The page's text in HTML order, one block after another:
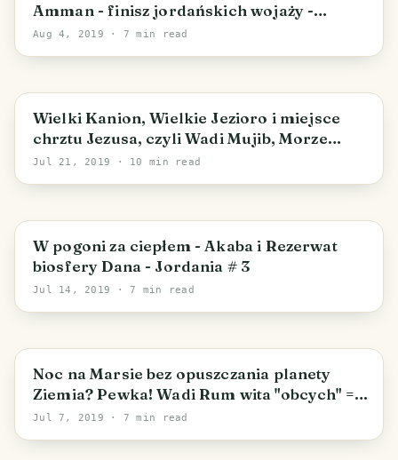
Amman - finisz jordańskich wojaży -
Jordania #5
Aug 4, 2019 · 7 min read
Wielki Kanion, Wielkie Jezioro i miejsce
chrztu Jezusa, czyli Wadi Mujib, Morze
Martwe i Betania za Jordanem - Jordania
Jul 21, 2019 · 10 min read
W pogoni za ciepłem - Akaba i Rezerwat
biosfery Dana - Jordania # 3
Jul 14, 2019 · 7 min read
Noc na Marsie bez opuszczania planety
Ziemia? Pewka! Wadi Rum wita "obcych" =)
- Jordania #2
Jul 7, 2019 · 7 min read